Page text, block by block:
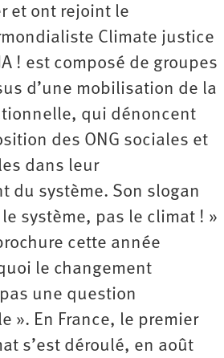
et ont rejoint le
Climate justice
! est composé de groupes
d’une mobilisation de la
qui dénoncent
des ONG sociales et
dans leur
du système. Son slogan
système, pas le climat ! »
cette année
le changement
une question
». En France, le premier
s’est déroulé, en août